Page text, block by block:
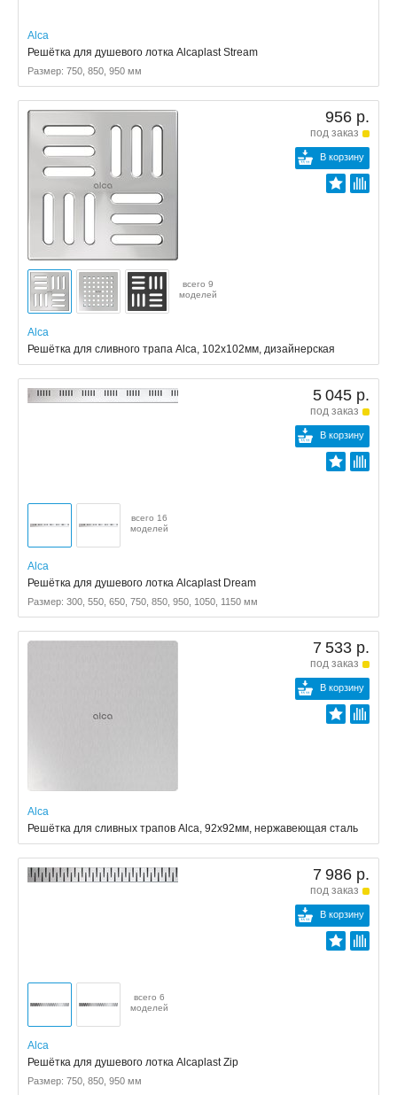
Alca
Решётка для душевого лотка Alcaplast Stream
Размер: 750, 850, 950 мм
956 р.
под заказ
В корзину
всего 9
моделей
Alca
Решётка для сливного трапа Alca, 102x102мм, дизайнерская
5 045 р.
под заказ
В корзину
всего 16
моделей
Alca
Решётка для душевого лотка Alcaplast Dream
Размер: 300, 550, 650, 750, 850, 950, 1050, 1150 мм
7 533 р.
под заказ
В корзину
Alca
Решётка для cливных трапов Alca, 92x92мм, нержавеющая сталь
7 986 р.
под заказ
В корзину
всего 6
моделей
Alca
Решётка для душевого лотка Alcaplast Zip
Размер: 750, 850, 950 мм